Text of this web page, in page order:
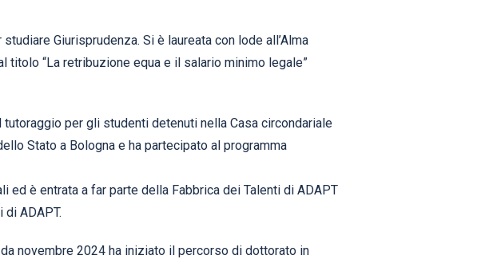
Giurisprudenza. Si è laureata con lode all’Alma
“La retribuzione equa e il salario minimo legale”
per gli studenti detenuti nella Casa circondariale
Stato a Bologna e ha partecipato al programma
è entrata a far parte della Fabbrica dei Talenti di ADAPT
ADAPT.
novembre 2024 ha iniziato il percorso di dottorato in